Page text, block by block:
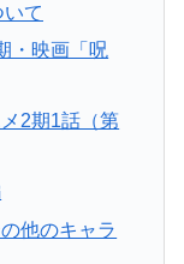
いて
・映画「呪
2期1話（第
他のキャラ